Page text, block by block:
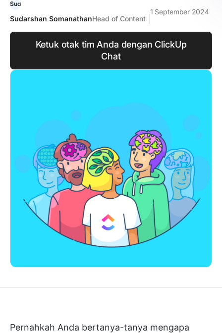
Sudarshan SomanathanHead of Content
1 September 2024
Ketuk otak tim Anda dengan ClickUp
Chat
Pernahkah Anda bertanya-tanya mengapa